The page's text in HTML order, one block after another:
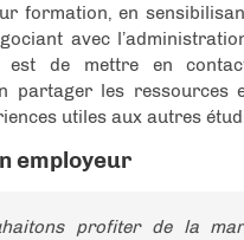
formation, en
avec
est de mettre en
partager les ressources
utiles aux autres
employeur
profiter de la